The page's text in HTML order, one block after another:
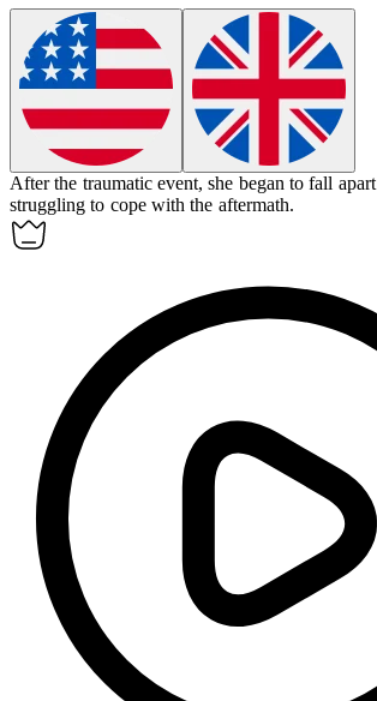
After the traumatic event, she began tofall apart
struggling to cope with the aftermath.